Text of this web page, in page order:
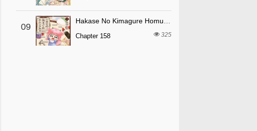
09
Chapter 158 325